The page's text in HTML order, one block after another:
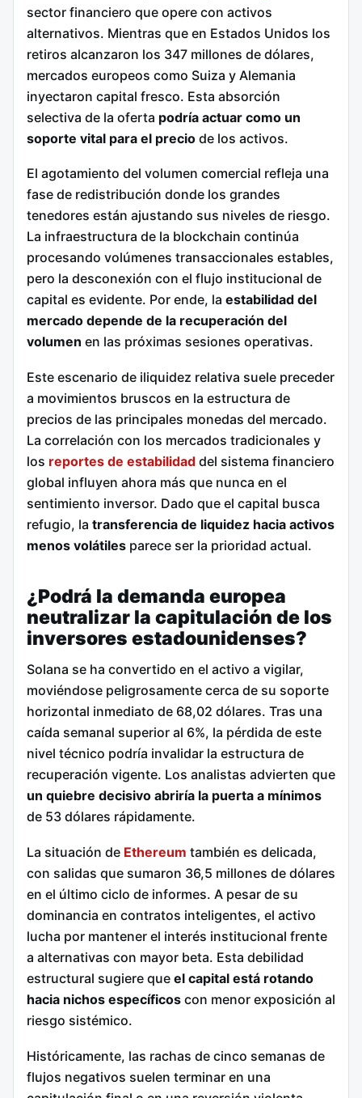
sector financiero que opere con activos
alternativos. Mientras que en Estados Unidos los
retiros alcanzaron los 347 millones de dólares,
mercados europeos como Suiza y Alemania
inyectaron capital fresco. Esta absorción
selectiva de la oferta podría actuar como un
soporte vital para el precio de los activos.
El agotamiento del volumen comercial refleja una
fase de redistribución donde los grandes
tenedores están ajustando sus niveles de riesgo.
La infraestructura de la blockchain continúa
procesando volúmenes transaccionales estables,
pero la desconexión con el flujo institucional de
capital es evidente. Por ende, la estabilidad del
mercado depende de la recuperación del
volumen en las próximas sesiones operativas.
Este escenario de iliquidez relativa suele preceder
a movimientos bruscos en la estructura de
precios de las principales monedas del mercado.
La correlación con los mercados tradicionales y
los reportes de estabilidad del sistema financiero
global influyen ahora más que nunca en el
sentimiento inversor. Dado que el capital busca
refugio, la transferencia de liquidez hacia activos
menos volátiles parece ser la prioridad actual.
¿Podrá la demanda europea
neutralizar la capitulación de los
inversores estadounidenses?
Solana se ha convertido en el activo a vigilar,
moviéndose peligrosamente cerca de su soporte
horizontal inmediato de 68,02 dólares. Tras una
caída semanal superior al 6%, la pérdida de este
nivel técnico podría invalidar la estructura de
recuperación vigente. Los analistas advierten que
un quiebre decisivo abriría la puerta a mínimos
de 53 dólares rápidamente.
La situación de Ethereum también es delicada,
con salidas que sumaron 36,5 millones de dólares
en el último ciclo de informes. A pesar de su
dominancia en contratos inteligentes, el activo
lucha por mantener el interés institucional frente
a alternativas con mayor beta. Esta debilidad
estructural sugiere que el capital está rotando
hacia nichos específicos con menor exposición al
riesgo sistémico.
Históricamente, las rachas de cinco semanas de
flujos negativos suelen terminar en una